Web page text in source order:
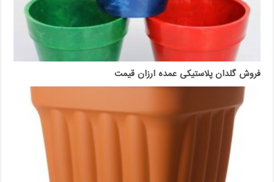
فروش گلدان پلاستیکی عمده ارزان قیمت